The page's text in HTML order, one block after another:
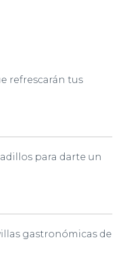
refrescarán tus
para darte un
gastronómicas de